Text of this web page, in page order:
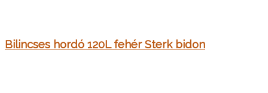
Bilincses hordó 120L fehér Sterk bidon